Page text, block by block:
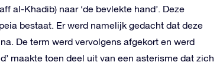
al-Khadib) naar ‘de bevlekte hand’. Deze
bestaat. Er werd namelijk gedacht dat deze
De term werd vervolgens afgekort en werd
maakte toen deel uit van een asterisme dat zich